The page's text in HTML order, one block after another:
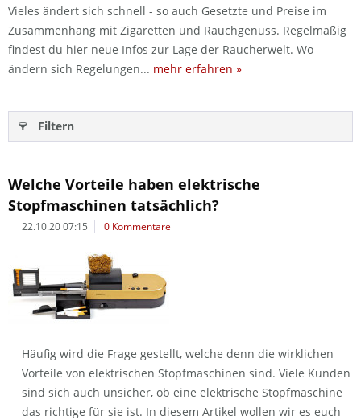
Vieles ändert sich schnell - so auch Gesetzte und Preise im
Zusammenhang mit Zigaretten und Rauchgenuss. Regelmäßig
findest du hier neue Infos zur Lage der Raucherwelt. Wo
ändern sich Regelungen... mehr erfahren »
Filtern
Welche Vorteile haben elektrische
Stopfmaschinen tatsächlich?
22.10.20 07:15 0 Kommentare
Häufig wird die Frage gestellt, welche denn die wirklichen
Vorteile von elektrischen Stopfmaschinen sind. Viele Kunden
sind sich auch unsicher, ob eine elektrische Stopfmaschine
das richtige für sie ist. In diesem Artikel wollen wir es euch